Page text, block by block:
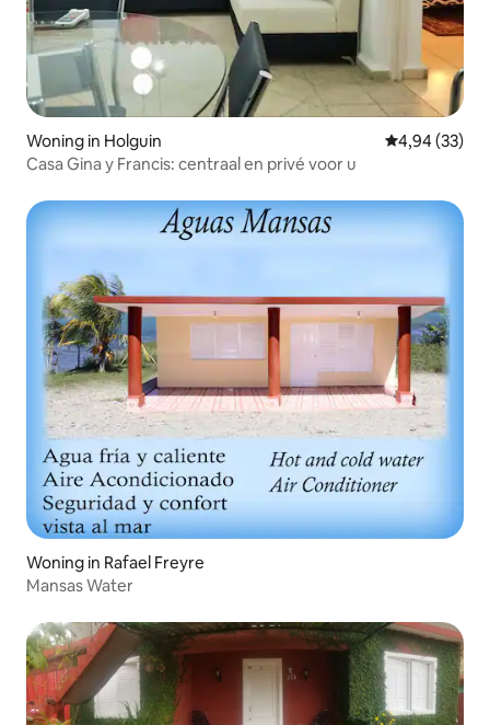
Woning in Holguin Gemiddelde
4,94 (33)
Casa Gina y Francis: centraal en privé voor u
Woning in Rafael Freyre
Mansas Water